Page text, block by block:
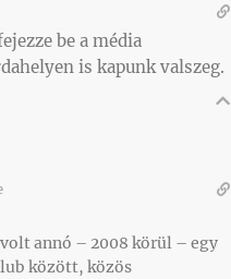
be a média
is kapunk valszeg.
annó – 2008 körül – egy
között, közös